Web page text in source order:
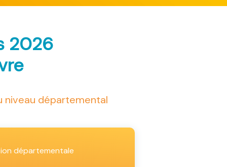
2026
niveau départemental
départementale